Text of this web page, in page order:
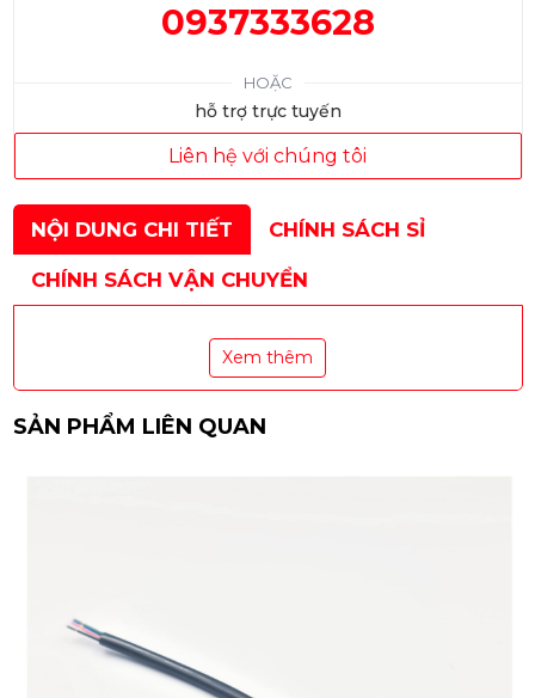
0937333628
HOẶC
hỗ trợ trực tuyến
Liên hệ với chúng tôi
NỘI DUNG CHI TIẾT CHÍNH SÁCH SỈ
CHÍNH SÁCH VẬN CHUYỂN
Xem thêm
SẢN PHẨM LIÊN QUAN